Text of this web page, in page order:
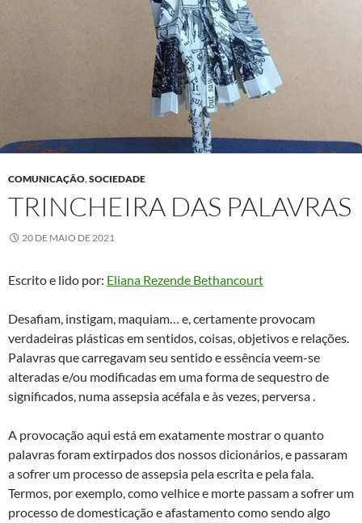
COMUNICAÇÃO,SOCIEDADE
TRINCHEIRA DAS PALAVRAS
20 DE MAIO DE 2021
Escrito e lido por: Eliana Rezende Bethancourt
Desafiam, instigam, maquiam… e, certamente provocam
verdadeiras plásticas em sentidos, coisas, objetivos e relações.
Palavras que carregavam seu sentido e essência veem-se
alteradas e/ou modificadas em uma forma de sequestro de
significados, numa assepsia acéfala e às vezes, perversa .
A provocação aqui está em exatamente mostrar o quanto
palavras foram extirpados dos nossos dicionários, e passaram
a sofrer um processo de assepsia pela escrita e pela fala.
Termos, por exemplo, como velhice e morte passam a sofrer um
processo de domesticação e afastamento como sendo algo